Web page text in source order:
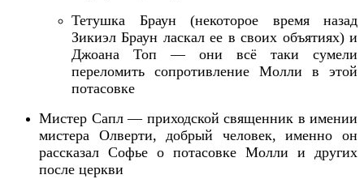
Тетушка Браун (некоторое время назад
Зикиэл Браун ласкал ее в своих объятиях) и
Джоана Топ — они всё таки сумели
переломить сопротивление Молли в этой
потасовке
Мистер Сапл — приходской священник в имении
мистера Олверти, добрый человек,именно он
рассказал Софье о потасовке Молли и других
после церкви